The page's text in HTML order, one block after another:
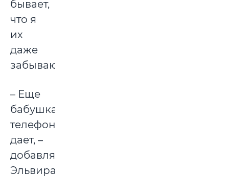
бывает,
что я
их
даже
забываю.
– Еще
бабушка
телефон
дает, –
добавляет
Эльвира.